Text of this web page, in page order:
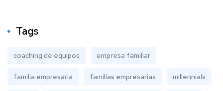
Tags
coaching de equipos empresa familiar
familia empresaria familias empresarias millennials